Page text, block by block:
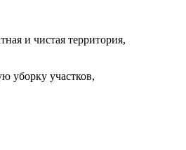
и чистая территория,
уборку участков,